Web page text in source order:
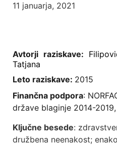
11 januarja, 2021
Avtorji raziskave:
Tatjana
Leto raziskave: 2015
Finančna podpora:
države blaginje 2014-2019,
Ključne besede:
družbena neenakost;